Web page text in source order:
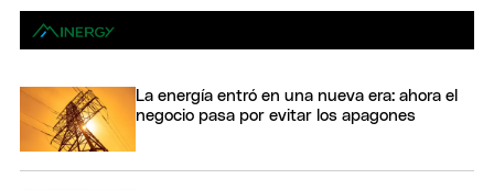
La energía entró en una nueva era: ahora el
negocio pasa por evitar los apagones